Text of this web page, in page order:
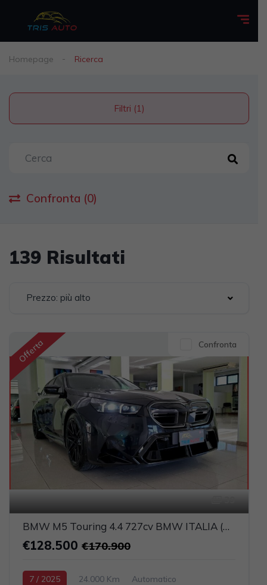
Homepage Ricerca
Filtri (1)
Confronta (0)
139 Risultati
Prezzo: più alto
Offerta Confronta
BMW M5 Touring 4.4 727cv BMW ITALIA (CARBOCERAMICI)
€128.500 €170.900
7 / 2025 24.000 Km
Automatico